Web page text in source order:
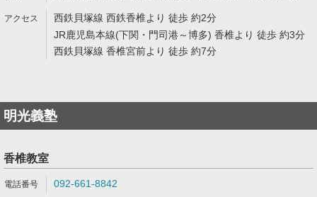
西鉄貝塚線 西鉄香椎より 徒歩 約2分
JR鹿児島本線(下関・門司港～博多) 香椎より 徒歩 約3分
西鉄貝塚線 香椎宮前より 徒歩 約7分
明光義塾
香椎教室
092-661-8842